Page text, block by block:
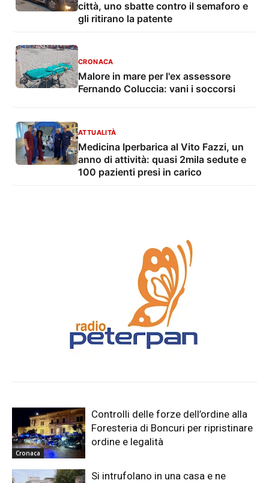
città, uno sbatte contro il semaforo e
gli ritirano la patente
CRONACA
Malore in mare per l'ex assessore
Fernando Coluccia: vani i soccorsi
ATTUALITÀ
Medicina Iperbarica al Vito Fazzi, un
anno di attività: quasi 2mila sedute e
100 pazienti presi in carico
Cronaca
Controlli delle forze dell’ordine alla
Foresteria di Boncuri per ripristinare
ordine e legalità
Si intrufolano in una casa e ne